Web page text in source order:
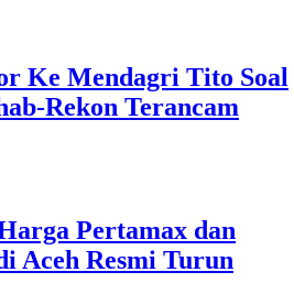
Ke Mendagri Tito Soal
Rekon Terancam
Pertamax dan
Aceh Resmi Turun